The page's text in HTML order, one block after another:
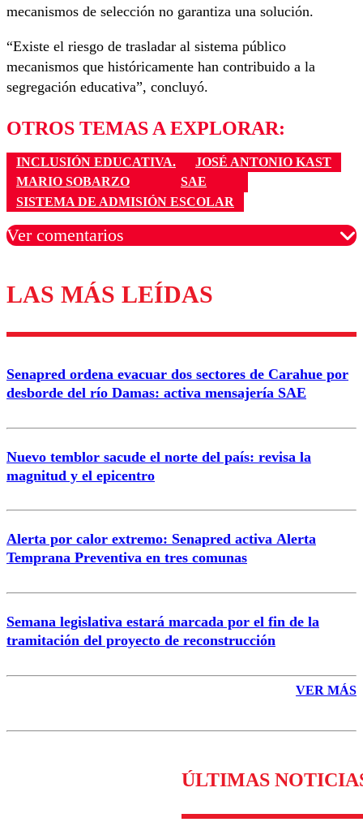
mecanismos de selección no garantiza una solución.
“Existe el riesgo de trasladar al sistema público
mecanismos que históricamente han contribuido a la
segregación educativa”, concluyó.
OTROS TEMAS A EXPLORAR:
INCLUSIÓN EDUCATIVA.
JOSÉ ANTONIO KAST
MARIO SOBARZO
SAE
SISTEMA DE ADMISIÓN ESCOLAR
Ver comentarios
Los comentarios son moderados para garantizar un
diálogo respetuoso.
Correo
LAS MÁS LEÍDAS
Senapred ordena evacuar dos sectores de Carahue por
desborde del río Damas: activa mensajería SAE
Nuevo temblor sacude el norte del país: revisa la
magnitud y el epicentro
Alerta por calor extremo: Senapred activa Alerta
Temprana Preventiva en tres comunas
Semana legislativa estará marcada por el fin de la
tramitación del proyecto de reconstrucción
VER MÁS
ÚLTIMAS